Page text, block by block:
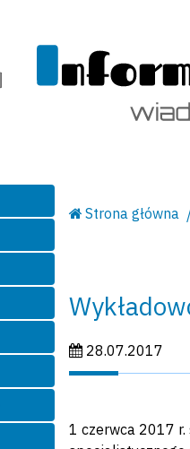
Strona główna
Data publikacji:
28.07.2017
1 czerwca 2017 r.